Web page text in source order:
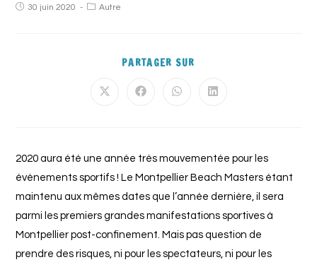
30 juin 2020 Autre
PARTAGER SUR
2020 aura été une année très mouvementée pour les
évènements sportifs ! Le Montpellier Beach Masters étant
maintenu aux mêmes dates que l’année dernière, il sera
parmi les premiers grandes manifestations sportives à
Montpellier post-confinement. Mais pas question de
prendre des risques, ni pour les spectateurs, ni pour les